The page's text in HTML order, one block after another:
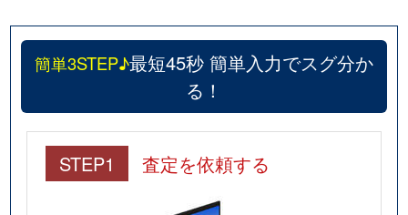
簡単3STEP♪最短45秒 簡単入力でスグ分か
る！
STEP1 査定を依頼する